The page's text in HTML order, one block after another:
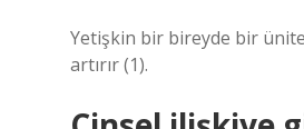
Yetişkin bir bireyde bir
artırır (1).